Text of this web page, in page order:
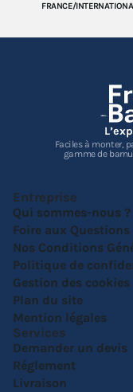
FRANCE/
Faciles à monter,
gamme de
Entreprise
Qui sommes-nous ?
Foire aux Questions
Nos Conditions
Politique de
Gestion des cookies
Plan du site
Mention légales
Services
Demander un devis
Réglement
Livraison